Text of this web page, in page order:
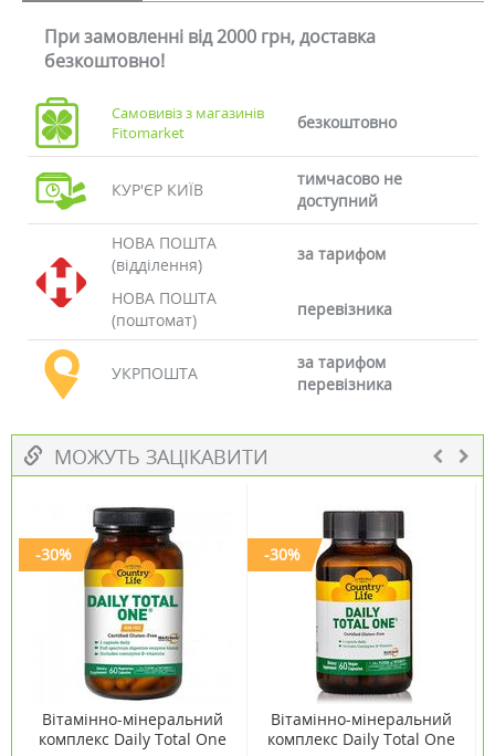
При замовленні від 2000 грн, доставка
безкоштовно!
Самовивіз з магазинів
Fitomarket
безкоштовно
КУР'ЄР КИЇВ
тимчасово не
доступний
НОВА ПОШТА
(відділення)
за тарифом
НОВА ПОШТА
(поштомат)
перевізника
УКРПОШТА
за тарифом
перевізника
МОЖУТЬ ЗАЦІКАВИТИ
-30%
Вітамінно-мінеральний
комплекс Daily Total One
-30%
Вітамінно-мінеральний
комплекс Daily Total One